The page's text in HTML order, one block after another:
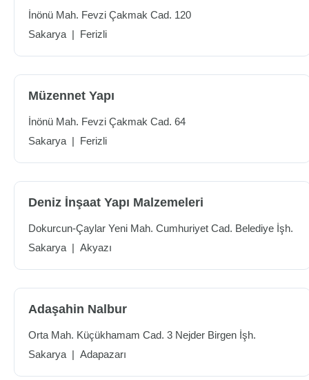
İnönü Mah. Fevzi Çakmak Cad. 120
Sakarya | Ferizli
Müzennet Yapı
İnönü Mah. Fevzi Çakmak Cad. 64
Sakarya | Ferizli
Deniz İnşaat Yapı Malzemeleri
Dokurcun-Çaylar Yeni Mah. Cumhuriyet Cad. Belediye İşh.
Sakarya | Akyazı
Adaşahin Nalbur
Orta Mah. Küçükhamam Cad. 3 Nejder Birgen İşh.
Sakarya | Adapazarı